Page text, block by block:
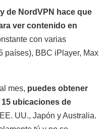
de NordVPN hace que
ver contenido en
con varias
países), BBC iPlayer, Max
mes, puedes obtener
ubicaciones de
UU., Japón y Australia.